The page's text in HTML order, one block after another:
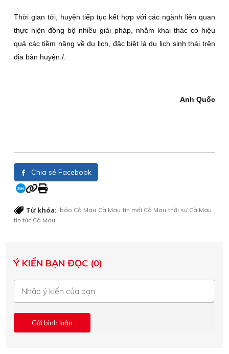
Thời gian tới, huyện tiếp tục kết hợp với các ngành liên quan
thực hiện đồng bộ nhiều giải pháp, nhằm khai thác có hiệu
quả các tiềm năng về du lịch, đặc biệt là du lịch sinh thái trên
địa bàn huyện./.
Anh Quốc
Chia sẻ Facebook
Từ khóa: báo Cà Mau Cà Mau tin mới Cà Mau thời sự Cà Mau
tin tức Cà Mau
Ý KIẾN BẠN ĐỌC (0)